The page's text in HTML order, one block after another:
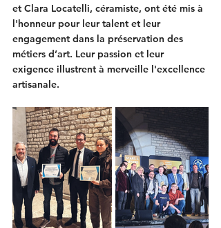
et Clara Locatelli, céramiste, ont été mis à
l'honneur pour leur talent et leur
engagement dans la préservation des
métiers d’art. Leur passion et leur
exigence illustrent à merveille l'excellence
artisanale.